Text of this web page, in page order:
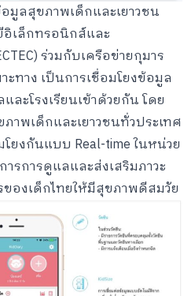
มูลสุขภาพเด็กและเยาวชน
เล็กทรอนิกส์และ
ร่วมกับเครือข่ายกุมาร
ทาง เป็นการเชื่อมโยงข้อมูล
ละโรงเรียนเข้าด้วยกัน โดย
าพเด็กและเยาวชนทั่วประเทศ
ยงกันแบบ Real-time ในหน่วย
รการดูแลและส่งเสริมภาวะ
องเด็กไทยให้มีสุขภาพดีสมวัย